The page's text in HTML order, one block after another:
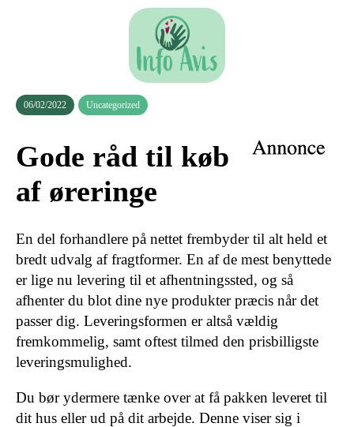
06/02/2022 Uncategorized
Gode råd til køb
af øreringe
En del forhandlere på nettet frembyder til alt held et
bredt udvalg af fragtformer. En af de mest benyttede
er lige nu levering til et afhentningssted, og så
afhenter du blot dine nye produkter præcis når det
passer dig. Leveringsformen er altså vældig
fremkommelig, samt oftest tilmed den prisbilligste
leveringsmulighed.
Du bør ydermere tænke over at få pakken leveret til
dit hus eller ud på dit arbejde. Denne viser sig i